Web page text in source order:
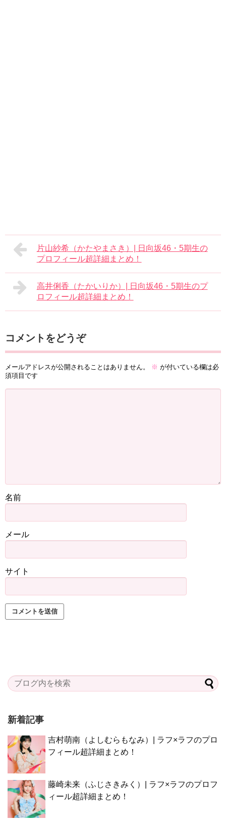
片山紗希（かたやまさき）| 日向坂46・5期生の
プロフィール超詳細まとめ！
高井俐香（たかいりか）| 日向坂46・5期生のプ
ロフィール超詳細まとめ！
コメントをどうぞ
メールアドレスが公開されることはありません。 ※ が付いている欄は必
須項目です
名前
メール
サイト
新着記事
吉村萌南（よしむらもなみ）| ラフ×ラフのプロ
フィール超詳細まとめ！
藤崎未来（ふじさきみく）| ラフ×ラフのプロフ
ィール超詳細まとめ！